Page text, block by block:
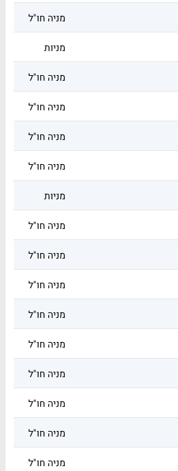
מניה חו"ל
מניות
מניה חו"ל
מניה חו"ל
מניה חו"ל
מניה חו"ל
מניות
מניה חו"ל
מניה חו"ל
מניה חו"ל
מניה חו"ל
מניה חו"ל
מניה חו"ל
מניה חו"ל
מניה חו"ל
מניה חו"ל